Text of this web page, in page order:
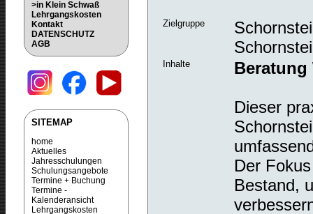
>in Klein Schwaß
Lehrgangskosten
Kontakt
DATENSCHUTZ
AGB
SITEMAP
home
Aktuelles
Jahresschulungen
Schulungsangebote
Termine + Buchung
Termine -
Kalenderansicht
Lehrgangskosten
Zielgruppe
Inhalte Beratung
Dieser
Der
Bestand,